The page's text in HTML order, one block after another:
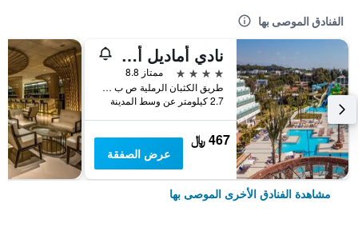
الفنادق الموصى بها
نادي أماديل أوشن
4 نجوم
ممتاز 8.8
طريق الكثبان الرملية ص ب 320, أغادير, المغرب
2.7 كيلومتر عن وسط المدينة
467 ﷼
عرض الصفقة
مشاهدة الفنادق الأخرى الموصى بها